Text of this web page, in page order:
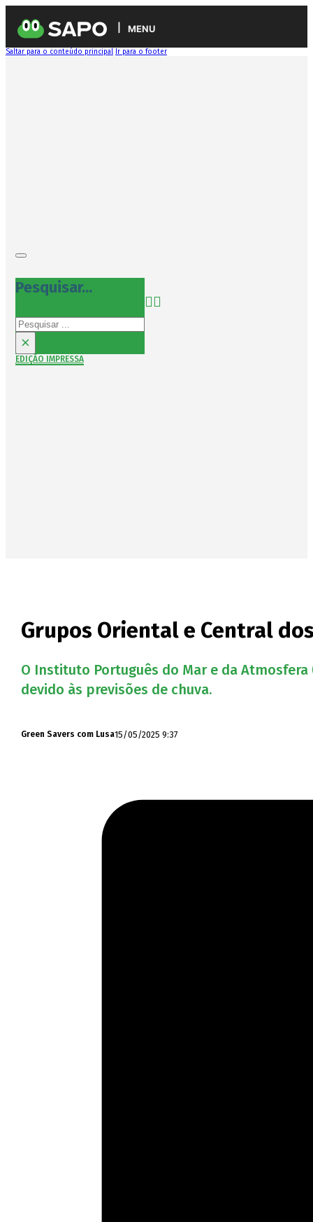
MENU
Saltar para o conteúdo principal Ir para o footer
Pesquisar...
Pesquisar
×
EDIÇÃO IMPRESSA
Grupos Oriental e Central
O Instituto Português do Mar e da
devido às previsões de chuva.
Green Savers com Lusa15/05/2025 9:37